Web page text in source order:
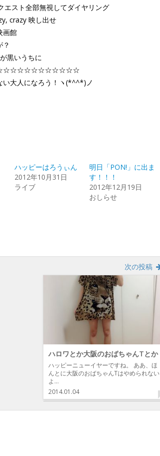
スト全部無視してダイヤリング
crazy 映し出せ
画館
？
黒いうちに
い大人になろう！ヽ(*^^*)ノ
ハッピーはろうぃん
2012年10月31日
ライブ
明日「PON!」に出ま
す！！！
2012年12月19日
おしらせ
次の投稿
ハロワとか大阪のおばちゃんTとか
ハッピーニューイヤーですね。 ああ、ほ
んとに大阪のおばちゃんTはやめられない
よ…
2014.01.04